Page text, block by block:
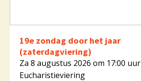
19e zondag door het jaar
(zaterdagviering)
Za 8 augustus 2026 om 17:00 uur
Eucharistieviering